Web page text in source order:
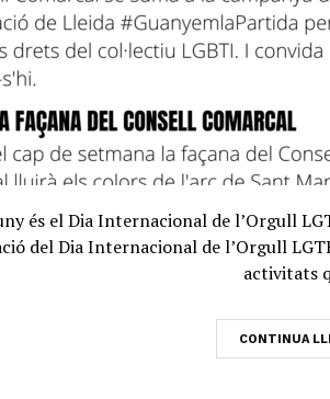
és el Dia Internacional de l’Orgull
del Dia Internacional de l’Orgull
activitats
CONTINUA